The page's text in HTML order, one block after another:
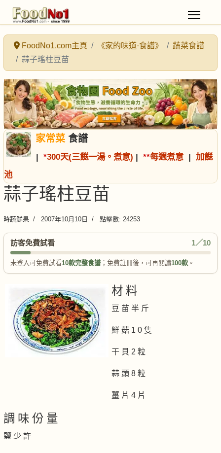
FoodNo1.com主頁 《家的味道·食譜》
蔬菜食譜
蒜子瑤柱豆苗
家常菜食譜
| *300天(三餸一湯。煮意) | **每週煮意 | 加餸
池
蒜子瑤柱豆苗
時蔬鮮果 2007年10月10日 點擊數: 24253
訪客免費試看 1／10
未登入可免費試看10款完整食譜 ；免費註冊後，可再閱讀100款 。
材 料
豆 苗 半 斤
鮮 菇 1 0 隻
干 貝 2 粒
蒜 頭 8 粒
薑 片 4 片
調 味 份 量
鹽 少 許